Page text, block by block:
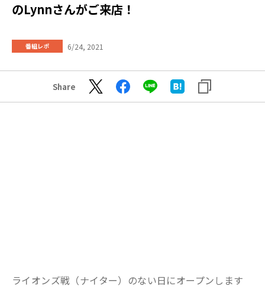
のLynnさんがご来店！
番組レポ 6/24, 2021
Share
ライオンズ戦（ナイター）のない日にオープンします